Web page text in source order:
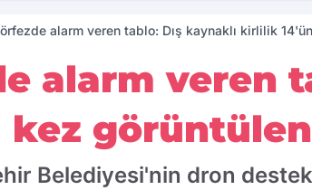
alarm veren tablo: Dış kaynaklı kirlilik
alarm veren
kez
Belediyesi'nin dron